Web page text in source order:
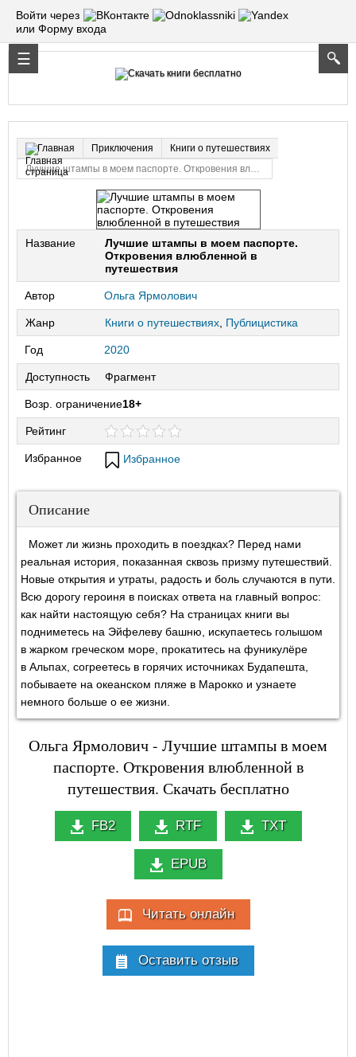
Войти через
или Форму входа
Главная Приключения
Книги о путешествиях
Лучшие штампы в моем паспорте. Откровения влюбленной в путешествия
Название
Лучшие штампы в моем паспорте.
Откровения влюбленной в
путешествия
Автор Ольга Ярмолович
Жанр Книги о путешествиях, Публицистика
Год 2020
Доступность Фрагмент
Возр. ограничение18+
Рейтинг
Избранное Избранное
Описание
Может ли жизнь проходить в поездках? Перед нами
реальная история, показанная сквозь призму путешествий.
Новые открытия и утраты, радость и боль случаются в пути.
Всю дорогу героиня в поисках ответа на главный вопрос:
как найти настоящую себя? На страницах книги вы
подниметесь на Эйфелеву башню, искупаетесь голышом
в жарком греческом море, прокатитесь на фуникулёре
в Альпах, согреетесь в горячих источниках Будапешта,
побываете на океанском пляже в Марокко и узнаете
немного больше о ее жизни.
Ольга Ярмолович - Лучшие штампы в моем
паспорте. Откровения влюбленной в
путешествия. Скачать бесплатно
FB2 RTF TXT
EPUB
Читать онлайн
Оставить отзыв